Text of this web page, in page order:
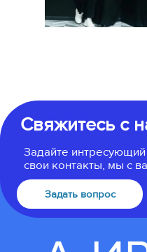
Свяжитесь с
Задайте интресующий
свои контакты, мы с
Задать вопрос